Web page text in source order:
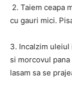
2. Taiem ceapa
cu gauri mici.
3. Incalzim
si morcovul
lasam sa se